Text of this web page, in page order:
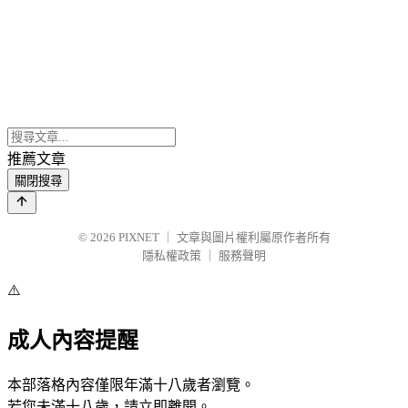
推薦文章
關閉搜尋
© 2026 PIXNET
文章與圖片權利屬原作者所有
隱私權政策
服務聲明
⚠️
成人內容提醒
本部落格內容僅限年滿十八歲者瀏覽。